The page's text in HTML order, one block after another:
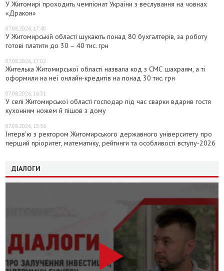
У Житомирі проходить чемпіонат України з веслування на човнах
«Дракон»
07.08.2026, 17:40
У Житомирській області шукають понад 80 бухгалтерів, за роботу
готові платити до 30 – 40 тис. грн
07.08.2026, 17:02
Жителька Житомирської області назвала код з СМС шахраям, а ті
оформили на неї онлайн-кредитів на понад 30 тис. грн
07.08.2026, 16:31
У селі Житомирської області господар під час сварки вдарив гостя
кухонним ножем й пішов з дому
07.08.2026, 15:36
Інтерв’ю з ректором Житомирського державного університету про
перший пріоритет, математику, рейтинги та особливості вступу-2026
ДІАЛОГИ